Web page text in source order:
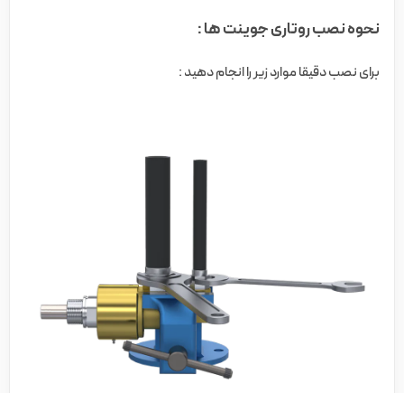
نحوه نصب روتاری جوینت ها :
برای نصب دقیقا موارد زیر را انجام دهید :